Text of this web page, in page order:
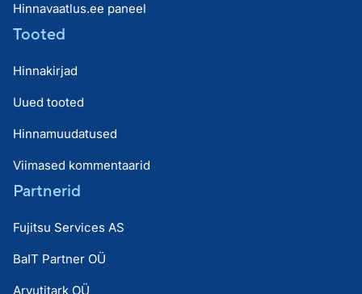
Hinnavaatlus.ee paneel
Tooted
Hinnakirjad
Uued tooted
Hinnamuudatused
Viimased kommentaarid
Partnerid
Fujitsu Services AS
BaIT Partner OÜ
Arvutitark OÜ